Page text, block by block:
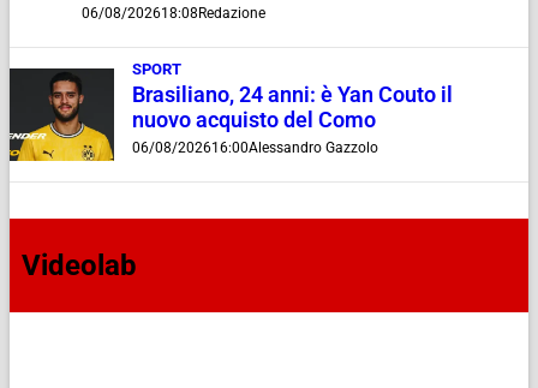
06/08/202618:08 Redazione
SPORT
Brasiliano, 24 anni: è Yan Couto il
nuovo acquisto del Como
06/08/202616:00Alessandro Gazzolo
Videolab